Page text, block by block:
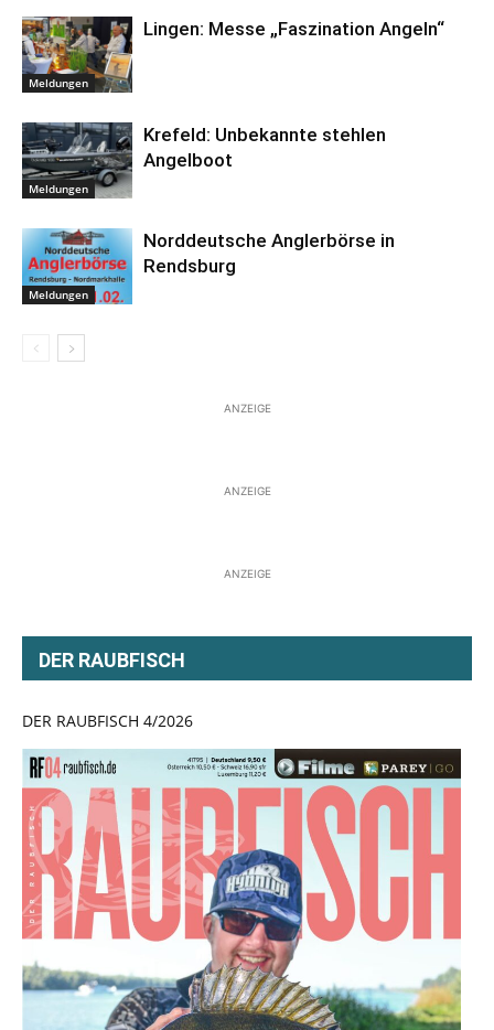
Meldungen
Lingen: Messe „Faszination Angeln“
Meldungen
Krefeld: Unbekannte stehlen
Angelboot
Meldungen
Norddeutsche Anglerbörse in
Rendsburg
ANZEIGE
ANZEIGE
ANZEIGE
DER RAUBFISCH
DER RAUBFISCH 4/2026